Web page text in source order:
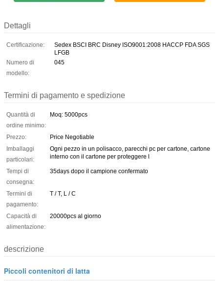
Dettagli
Certificazione:
Sedex BSCI BRC Disney ISO9001:2008 HACCP FDA SGS
LFGB
Numero di
modello:
045
Termini di pagamento e spedizione
Quantità di
ordine minimo:
Moq: 5000pcs
Prezzo:
Price Negotiable
Imballaggi
particolari:
Ogni pezzo in un polisacco, parecchi pc per cartone, cartone
interno con il cartone per proteggere l
Tempi di
consegna:
35days dopo il campione confermato
Termini di
pagamento:
T / T, L / C
Capacità di
alimentazione:
20000pcs al giorno
descrizione
Piccoli contenitori di latta